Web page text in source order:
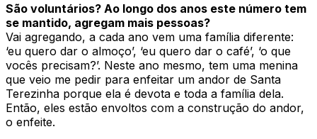
São voluntários? Ao longo dos anos este número tem
se mantido, agregam mais pessoas?
Vai agregando, a cada ano vem uma família diferente:
‘eu quero dar o almoço’, ‘eu quero dar o café’, ‘o que
vocês precisam?’. Neste ano mesmo, tem uma menina
que veio me pedir para enfeitar um andor de Santa
Terezinha porque ela é devota e toda a família dela.
Então, eles estão envoltos com a construção do andor,
o enfeite.